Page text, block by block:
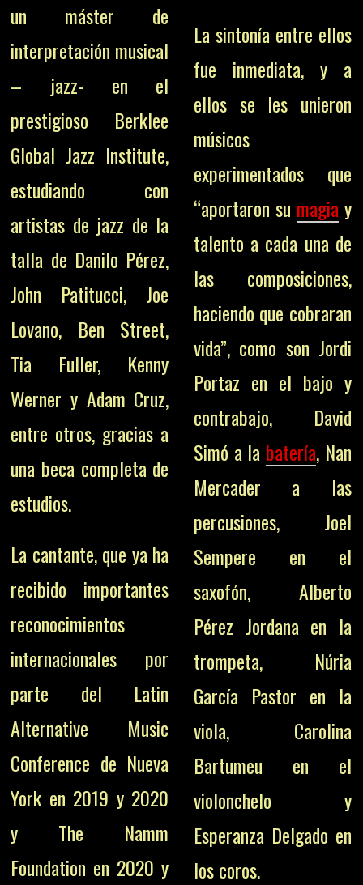
un máster de
interpretación musical
– jazz- en el
prestigioso Berklee
Global Jazz Institute,
estudiando con
artistas de jazz de la
talla de Danilo Pérez,
John Patitucci, Joe
Lovano, Ben Street,
Tia Fuller, Kenny
Werner y Adam Cruz,
entre otros, gracias a
una beca completa de
estudios.
La cantante, que ya ha
recibido importantes
reconocimientos
internacionales por
parte del Latin
Alternative Music
Conference de Nueva
York en 2019 y 2020
y The Namm
Foundation en 2020 y
La sintonía entre ellos
fue inmediata, y a
ellos se les unieron
músicos
experimentados que
“aportaron su magia y
talento a cada una de
las composiciones,
haciendo que cobraran
vida”, como son Jordi
Portaz en el bajo y
contrabajo, David
Simó a la batería, Nan
Mercader a las
percusiones, Joel
Sempere en el
saxofón, Alberto
Pérez Jordana en la
trompeta, Núria
García Pastor en la
viola, Carolina
Bartumeu en el
violonchelo y
Esperanza Delgado en
los coros.